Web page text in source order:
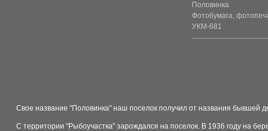
Половинка
Фотобумага,
УКМ-681
Свое название "Половинка" наш поселок получил от названия бывшей
С территории "Рыбоучастка" зарождался на поселок. В 1936 году на